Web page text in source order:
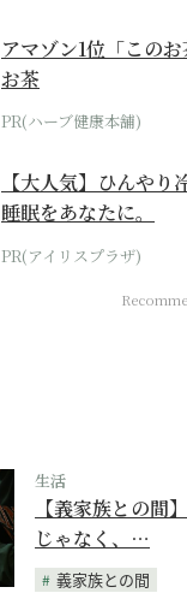
アマゾン1位「この
お茶
PR(ハーブ健康本舗)
【大人気】ひんやり
睡眠をあなたに。
PR(アイリスプラザ)
生活
【義家族との間
じゃなく、…
義家族との間